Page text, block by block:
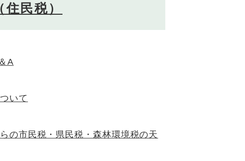
民税）
A
いて
の市民税・県民税・森林環境税の天